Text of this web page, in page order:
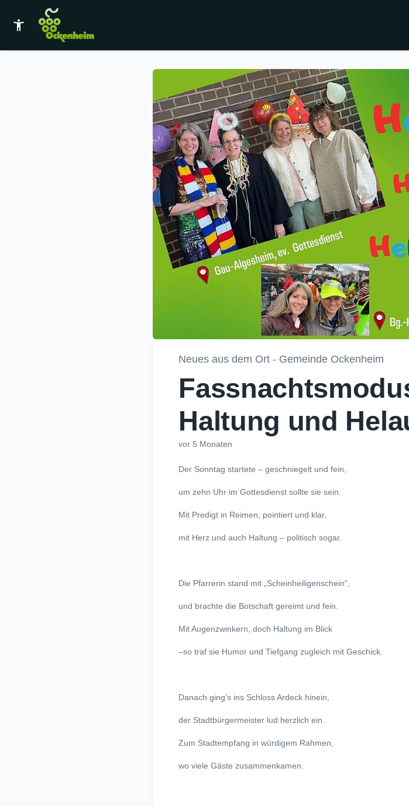
Neues aus dem Ort - Gemeinde Ockenheim
Haltung und
vor 5 Monaten
Der Sonntag startete – geschniegelt und fein,
um zehn Uhr im Gottesdienst sollte sie sein.
Mit Predigt in Reimen, pointiert und klar,
mit Herz und auch Haltung – politisch sogar.
Die Pfarrerin stand mit „Scheinheiligenschein“,
und brachte die Botschaft gereimt und fein.
Mit Augenzwinkern, doch Haltung im Blick
–so traf sie Humor und Tiefgang zugleich mit Geschick.
Danach ging’s ins Schloss Ardeck hinein,
der Stadtbürgermeister lud herzlich ein.
Zum Stadtempfang in würdigem Rahmen,
wo viele Gäste zusammenkamen.